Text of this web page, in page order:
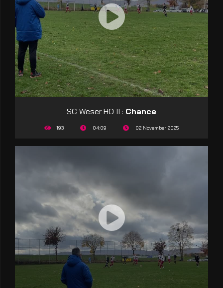
SC Weser HO II : Chance
193 04:09 02 November 2025